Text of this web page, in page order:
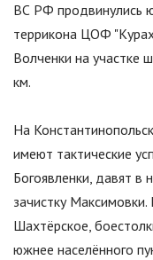
ВС РФ продвинулись
террикона ЦОФ "
Волченки на участке
км.
На
имеют тактические
Богоявленки, давят в
зачистку
Шахтёрское,
южнее населённого